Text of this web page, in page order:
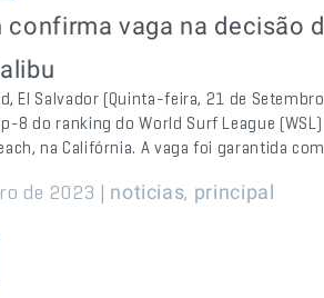
confirma vaga na decisão
El Salvador (Quinta-feira, 21 de
8 do ranking do World Surf League
na Califórnia. A vaga foi garantida
de 2023 | noticias, principal